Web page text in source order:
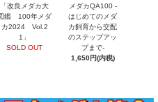
「改良メダカ大
鑑 100年メダ
カ2024 Vol.2
1」
SOLD OUT
メダカQA100 -
はじめてのメダ
カ飼育から交配
のステップアッ
プまで-
1,650円(内税)